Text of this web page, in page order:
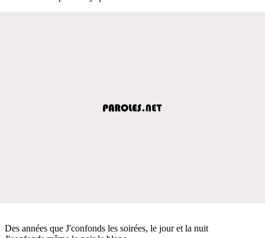
Des années que J'confonds les soirées, le jour et la nuit